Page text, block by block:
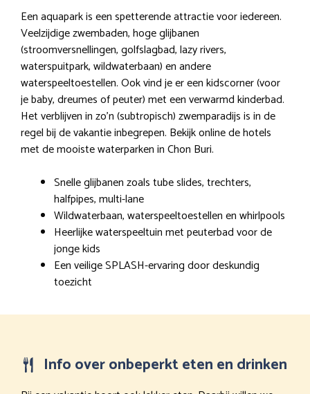
Een aquapark is een spetterende attractie voor iedereen.
Veelzijdige zwembaden, hoge glijbanen
(stroomversnellingen, golfslagbad, lazy rivers,
waterspuitpark, wildwaterbaan) en andere
waterspeeltoestellen. Ook vind je er een kidscorner (voor
je baby, dreumes of peuter) met een verwarmd kinderbad.
Het verblijven in zo’n (subtropisch) zwemparadijs is in de
regel bij de vakantie inbegrepen. Bekijk online de hotels
met de mooiste waterparken in Chon Buri.
Snelle glijbanen zoals tube slides, trechters,
halfpipes, multi-lane
Wildwaterbaan, waterspeeltoestellen en whirlpools
Heerlijke waterspeeltuin met peuterbad voor de
jonge kids
Een veilige SPLASH-ervaring door deskundig
toezicht
Info over onbeperkt eten en drinken